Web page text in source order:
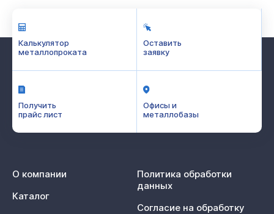
Калькулятор
металлопроката
Оставить
заявку
Получить
прайс лист
Офисы и
металлобазы
О компании
Каталог
Политика обработки
данных
Согласие на обработку